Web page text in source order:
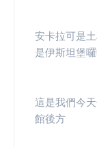
安卡拉可是
是伊斯坦堡囉!
這是我們今
館後方